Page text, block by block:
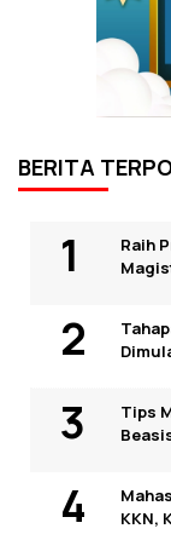
BERITA
Raih
Tips
KKN,